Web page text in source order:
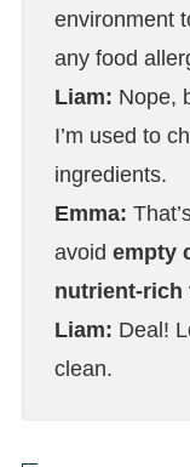
environment
any food
Liam: Nope,
I’m used to
ingredients.
Emma:
avoid empty
nutrient-rich
Liam: Deal!
clean.